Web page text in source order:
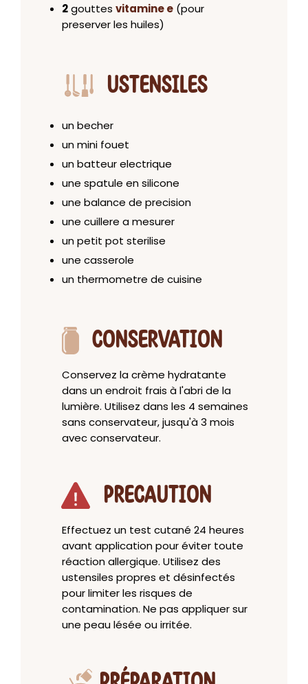
2gouttes vitamine e (pour
preserver les huiles)
USTENSILES
un becher
un mini fouet
un batteur electrique
une spatule en silicone
une balance de precision
une cuillere a mesurer
un petit pot sterilise
une casserole
un thermometre de cuisine
CONSERVATION
Conservez la crème hydratante
dans un endroit frais à l'abri de la
lumière. Utilisez dans les 4 semaines
sans conservateur, jusqu'à 3 mois
avec conservateur.
PRECAUTION
Effectuez un test cutané 24 heures
avant application pour éviter toute
réaction allergique. Utilisez des
ustensiles propres et désinfectés
pour limiter les risques de
contamination. Ne pas appliquer sur
une peau lésée ou irritée.